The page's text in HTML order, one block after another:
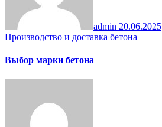
admin 20.06.2025
Производство и доставка бетона
Выбор марки бетона